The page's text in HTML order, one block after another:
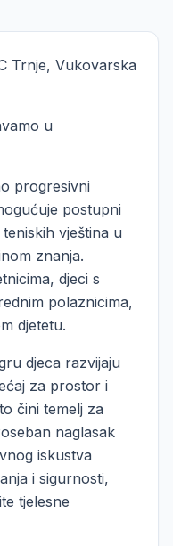
Trnje, Vukovarska
u
progresivni
postupni
vještina u
znanja.
djeci s
polaznicima,
djetetu.
djeca razvijaju
za prostor i
čini temelj za
naglasak
iskustva
i sigurnosti,
tjelesne